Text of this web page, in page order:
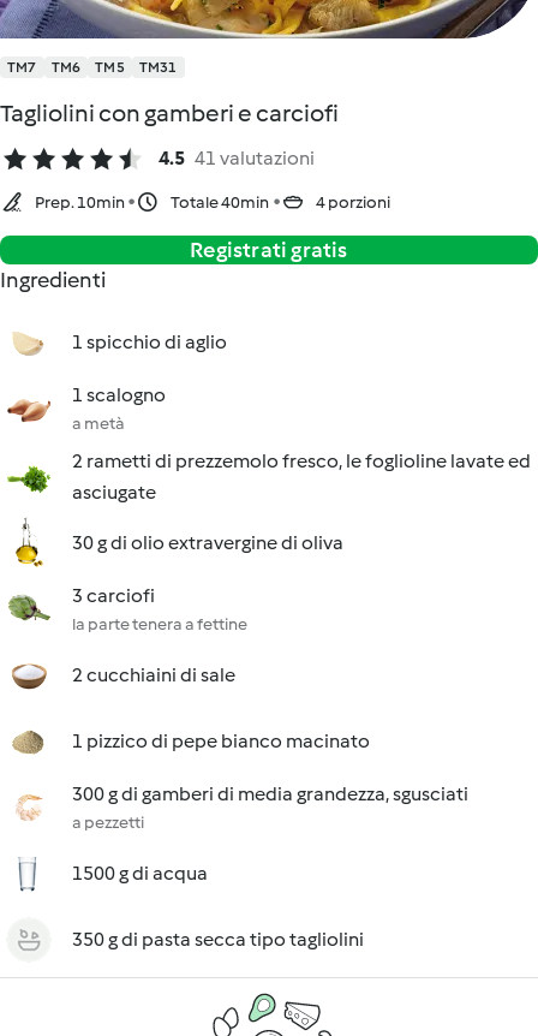
TM7 TM6 TM5 TM31
Tagliolini con gamberi e carciofi
4.5 41 valutazioni
Prep. 10min Totale 40min 4 porzioni
Registrati gratis
Ingredienti
1 spicchio di aglio
1 scalogno
a metà
2 rametti di prezzemolo fresco, le foglioline lavate ed
asciugate
30 g di olio extravergine di oliva
3 carciofi
la parte tenera a fettine
2 cucchiaini di sale
1 pizzico di pepe bianco macinato
300 g di gamberi di media grandezza, sgusciati
a pezzetti
1500 g di acqua
350 g di pasta secca tipo tagliolini